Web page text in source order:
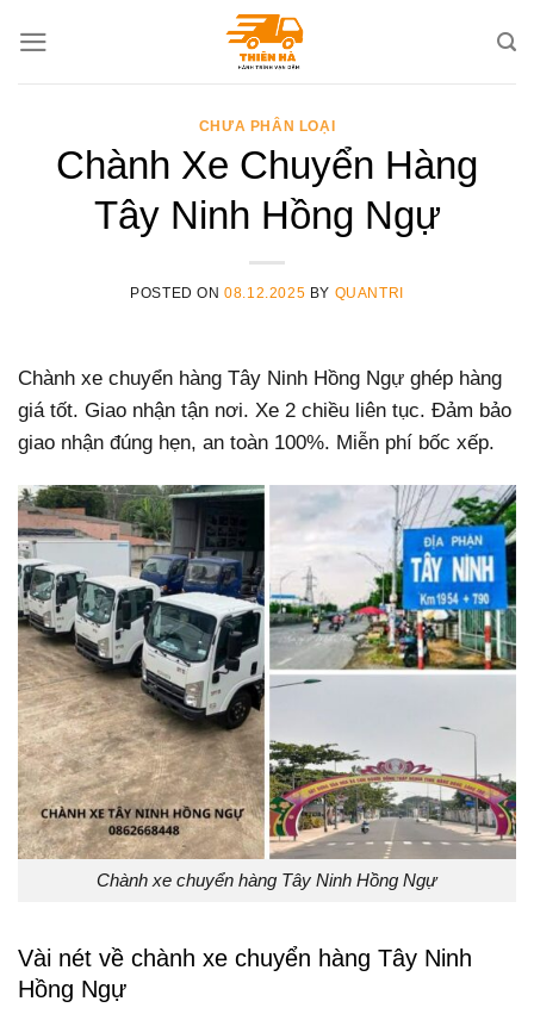
CHƯA PHÂN LOẠI
Chành Xe Chuyển Hàng
Tây Ninh Hồng Ngự
POSTED ON08.12.2025 BY QUANTRI
Chành xe chuyển hàng Tây Ninh Hồng Ngự ghép hàng
giá tốt. Giao nhận tận nơi. Xe 2 chiều liên tục. Đảm bảo
giao nhận đúng hẹn, an toàn 100%. Miễn phí bốc xếp.
Chành xe chuyển hàng Tây Ninh Hồng Ngự
Vài nét về chành xe chuyển hàng Tây Ninh
Hồng Ngự